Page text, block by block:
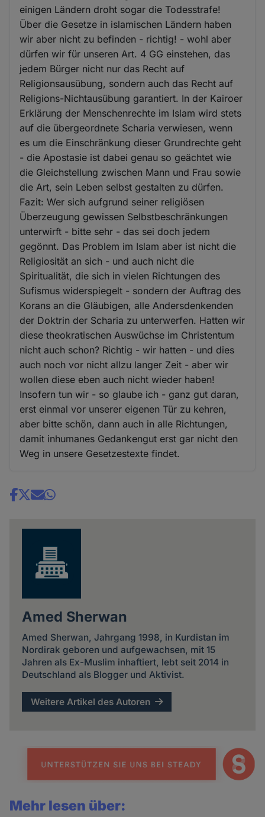
einigen Ländern droht sogar die Todesstrafe!
Über die Gesetze in islamischen Ländern haben
wir aber nicht zu befinden - richtig! - wohl aber
dürfen wir für unseren Art. 4 GG einstehen, das
jedem Bürger nicht nur das Recht auf
Religionsausübung, sondern auch das Recht auf
Religions-Nichtausübung garantiert. In der Kairoer
Erklärung der Menschenrechte im Islam wird stets
auf die übergeordnete Scharia verwiesen, wenn
es um die Einschränkung dieser Grundrechte geht
- die Apostasie ist dabei genau so geächtet wie
die Gleichstellung zwischen Mann und Frau sowie
die Art, sein Leben selbst gestalten zu dürfen.
Fazit: Wer sich aufgrund seiner religiösen
Überzeugung gewissen Selbstbeschränkungen
unterwirft - bitte sehr - das sei doch jedem
gegönnt. Das Problem im Islam aber ist nicht die
Religiosität an sich - und auch nicht die
Spiritualität, die sich in vielen Richtungen des
Sufismus widerspiegelt - sondern der Auftrag des
Korans an die Gläubigen, alle Andersdenkenden
der Doktrin der Scharia zu unterwerfen. Hatten wir
diese theokratischen Auswüchse im Christentum
nicht auch schon? Richtig - wir hatten - und dies
auch noch vor nicht allzu langer Zeit - aber wir
wollen diese eben auch nicht wieder haben!
Insofern tun wir - so glaube ich - ganz gut daran,
erst einmal vor unserer eigenen Tür zu kehren,
aber bitte schön, dann auch in alle Richtungen,
damit inhumanes Gedankengut erst gar nicht den
Weg in unsere Gesetzestexte findet.
Share
Amed Sherwan
Amed Sherwan, Jahrgang 1998, in Kurdistan im
Nordirak geboren und aufgewachsen, mit 15
Jahren als Ex-Muslim inhaftiert, lebt seit 2014 in
Deutschland als Blogger und Aktivist.
Weitere Artikel des Autoren
Mehr lesen über: